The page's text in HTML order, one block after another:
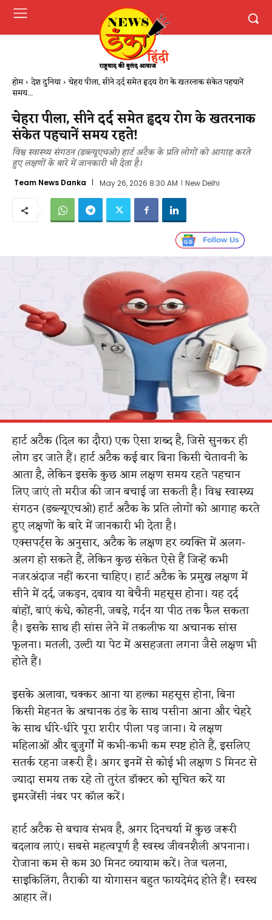
होम देश दुनिया चेहरा पीला, सीने दर्द समेत हृदय रोग के खतरनाक संकेत पहचानें
समय...
चेहरा पीला, सीने दर्द समेत हृदय रोग के खतरनाक
संकेत पहचानें समय रहते!
विश्व स्वास्थ्य संगठन (डब्ल्यूएचओ) हार्ट अटैक के प्रति लोगों को आगाह करते
हुए लक्षणों के बारे में जानकारी भी देता है।
Team News Danka May 26, 2026 8:30 AM New Delhi
हार्ट अटैक (दिल का दौरा) एक ऐसा शब्द है, जिसे सुनकर ही
लोग डर जाते हैं। हार्ट अटैक कई बार बिना किसी चेतावनी के
आता है, लेकिन इसके कुछ आम लक्षण समय रहते पहचान
लिए जाएं तो मरीज की जान बचाई जा सकती है। विश्व स्वास्थ्य
संगठन (डब्ल्यूएचओ) हार्ट अटैक के प्रति लोगों को आगाह करते
हुए लक्षणों के बारे में जानकारी भी देता है।
एक्सपर्ट्स के अनुसार, अटैक के लक्षण हर व्यक्ति में अलग-
अलग हो सकते हैं, लेकिन कुछ संकेत ऐसे हैं जिन्हें कभी
नजरअंदाज नहीं करना चाहिए। हार्ट अटैक के प्रमुख लक्षण में
सीने में दर्द, जकड़न, दबाव या बेचैनी महसूस होना। यह दर्द
बांहों, बाएं कंधे, कोहनी, जबड़े, गर्दन या पीठ तक फैल सकता
है। इसके साथ ही सांस लेने में तकलीफ या अचानक सांस
फूलना। मतली, उल्टी या पेट में असहजता लगना जैसे लक्षण भी
होते हैं।
इसके अलावा, चक्कर आना या हल्का महसूस होना, बिना
किसी मेहनत के अचानक ठंड के साथ पसीना आना और चेहरे
के साथ धीरे-धीरे पूरा शरीर पीला पड़ जाना। ये लक्षण
महिलाओं और बुजुर्गों में कभी-कभी कम स्पष्ट होते हैं, इसलिए
सतर्क रहना जरूरी है। अगर इनमें से कोई भी लक्षण 5 मिनट से
ज्यादा समय तक रहे तो तुरंत डॉक्टर को सूचित करें या
इमरजेंसी नंबर पर कॉल करें।
हार्ट अटैक से बचाव संभव है, अगर दिनचर्या में कुछ जरूरी
बदलाव लाएं। सबसे महत्वपूर्ण है स्वस्थ जीवनशैली अपनाना।
रोजाना कम से कम 30 मिनट व्यायाम करें। तेज चलना,
साइकिलिंग, तैराकी या योगासन बहुत फायदेमंद होते हैं। स्वस्थ
आहार लें।